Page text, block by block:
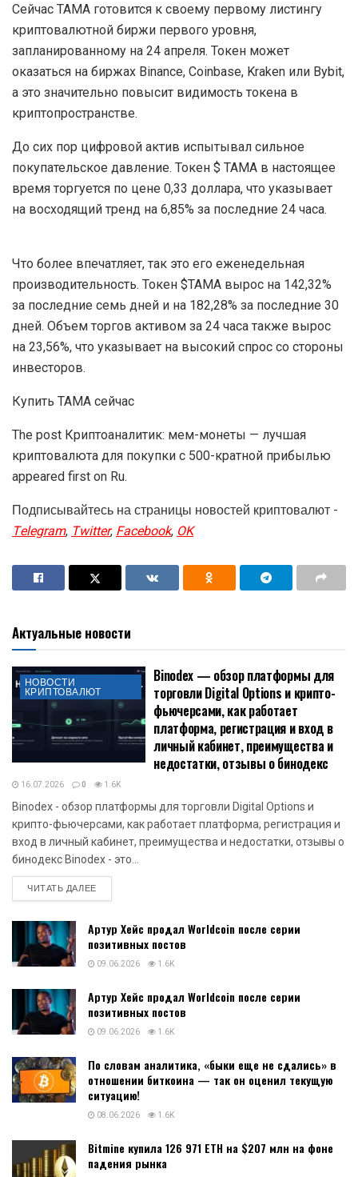
Сейчас TAMA готовится к своему первому листингу
криптовалютной биржи первого уровня,
запланированному на 24 апреля. Токен может
оказаться на биржах Binance, Coinbase, Kraken или Bybit,
а это значительно повысит видимость токена в
криптопространстве.
До сих пор цифровой актив испытывал сильное
покупательское давление. Токен $ TAMA в настоящее
время торгуется по цене 0,33 доллара, что указывает
на восходящий тренд на 6,85% за последние 24 часа.
Что более впечатляет, так это его еженедельная
производительность. Токен $TAMA вырос на 142,32%
за последние семь дней и на 182,28% за последние 30
дней. Объем торгов активом за 24 часа также вырос
на 23,56%, что указывает на высокий спрос со стороны
инвесторов.
Купить ТАМА сейчас
The post Криптоаналитик: мем-монеты — лучшая
криптовалюта для покупки с 500-кратной прибылью
appeared first on Ru.
Подписывайтесь на страницы новостей криптовалют -
Telegram, Twitter, Facebook, OK
Актуальные новости
НОВОСТИ
КРИПТОВАЛЮТ
Binodex — обзор платформы для
торговли Digital Options и крипто-
фьючерсами, как работает
платформа, регистрация и вход в
личный кабинет, преимущества и
недостатки, отзывы о бинодекс
16.07.2026 0 1.6K
Binodex - обзор платформы для торговли Digital Options и
крипто-фьючерсами, как работает платформа, регистрация и
вход в личный кабинет, преимущества и недостатки, отзывы о
бинодекс Binodex - это...
ЧИТАТЬ ДАЛЕЕDETAILS
Артур Хейс продал Worldcoin после серии
позитивных постов
09.06.2026 1.6K
Артур Хейс продал Worldcoin после серии
позитивных постов
09.06.2026 1.6K
По словам аналитика, «быки еще не сдались» в
отношении биткоина — так он оценил текущую
ситуацию!
08.06.2026 1.6K
Bitmine купила 126 971 ETH на $207 млн на фоне
падения рынка